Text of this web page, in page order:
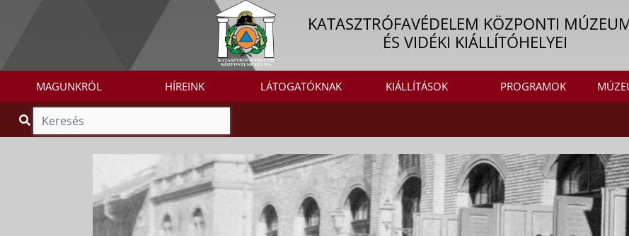
KATASZTRÓFAVÉDELEM KÖZPONTI
ÉS VIDÉKI KIÁLLÍTÓHELYEI
MAGUNKRÓL HÍREINK LÁTOGATÓKNAK KIÁLLÍTÁSOK PROGRAMOK